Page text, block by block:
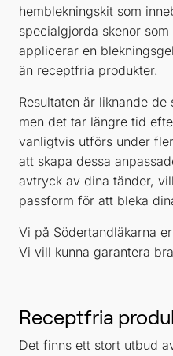
hemblekningskit som
specialgjorda skenor
applicerar en
än receptfria produkter.
Resultaten är liknande de
men det tar längre tid
vanligtvis utförs under
att skapa dessa
avtryck av dina tänder,
passform för att bleka
Vi på Södertandläkarna
Vi vill kunna garantera
Receptfria
Det finns ett stort utbud